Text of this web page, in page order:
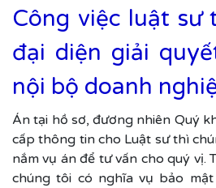
Công việc luật sư
đại diện giải
nội bộ doanh
Án tại hồ sơ, đương nhiên Quý
cấp thông tin cho Luật sư thì
nắm vụ án để tư vấn cho quý vị.
chúng tôi có nghĩa vụ bảo